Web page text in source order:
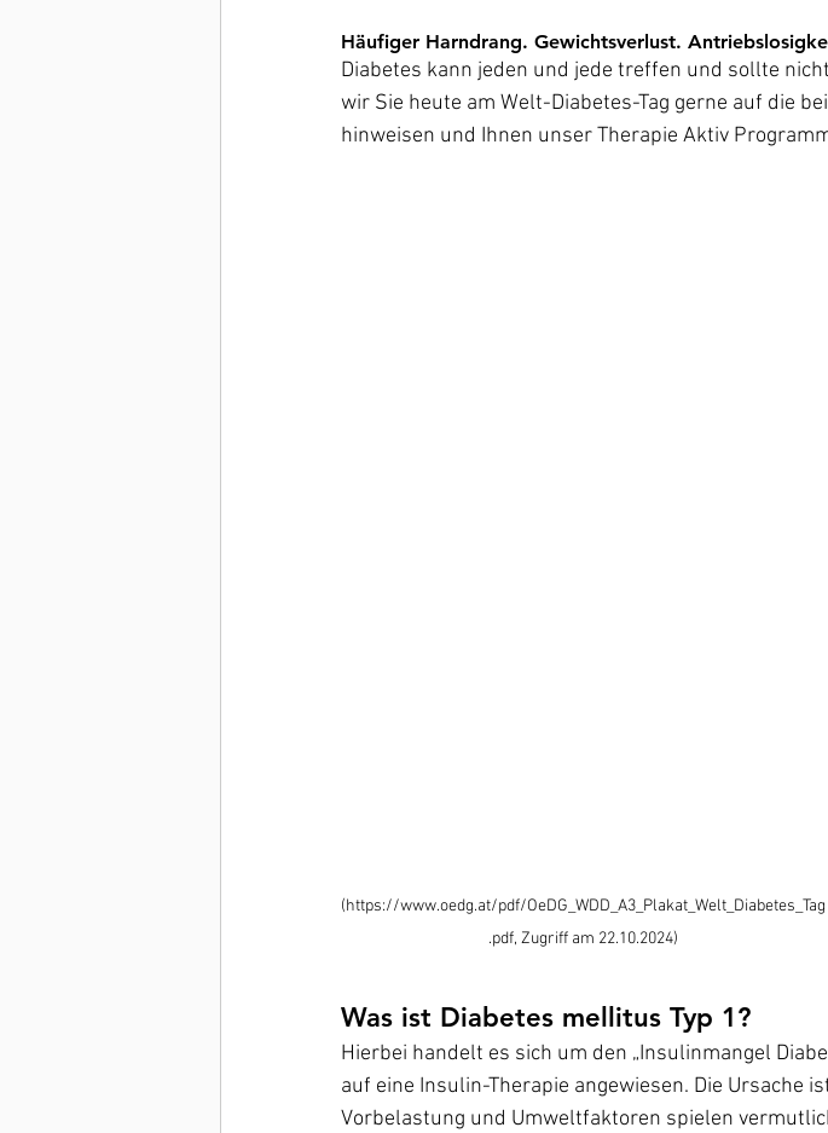
Häufiger Harndrang. Gewichtsverlust.
Diabetes kann jeden und jede treffen und sollte
wir Sie heute am Welt-Diabetes-Tag gerne auf die
hinweisen und Ihnen unser Therapie Aktiv
(https://www.oedg.at/pdf/OeDG_WDD_A3_Plakat_Welt_Diabetes_Tag
.pdf, Zugriff am 22.10.2024)
Was ist Diabetes mellitus Typ 1?
Hierbei handelt es sich um den „Insulinmangel
auf eine Insulin-Therapie angewiesen. Die Ursache
Vorbelastung und Umweltfaktoren spielen